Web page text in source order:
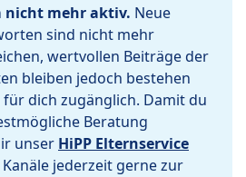
nicht mehr aktiv. Neue
sind nicht mehr
wertvollen Beiträge der
bleiben jedoch bestehen
dich zugänglich. Damit du
Beratung
unser HiPP Elternservice
jederzeit gerne zur